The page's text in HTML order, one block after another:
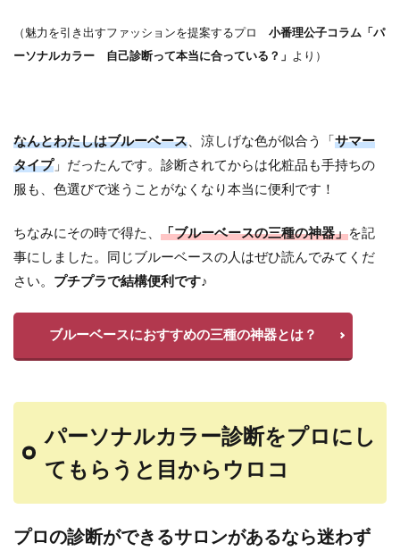
（魅力を引き出すファッションを提案するプロ 小番理公子コラム「パ
ーソナルカラー 自己診断って本当に合っている？」 より）
なんとわたしはブルーベース 、涼しげな色が似合う「サマー
タイプ」だったんです。診断されてからは化粧品も手持ちの
服も、色選びで迷うことがなくなり本当に便利です！
ちなみにその時で得た、 「ブルーベースの三種の神器」を記
事にしました。同じブルーベースの人はぜひ読んでみてくだ
さい。 プチプラで結構便利です♪
ブルーベースにおすすめの三種の神器とは？
パーソナルカラー診断をプロにし
てもらうと目からウロコ
プロの診断ができるサロンがあるなら迷わず